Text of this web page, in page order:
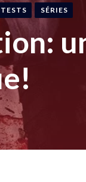
TESTS SÉRIES